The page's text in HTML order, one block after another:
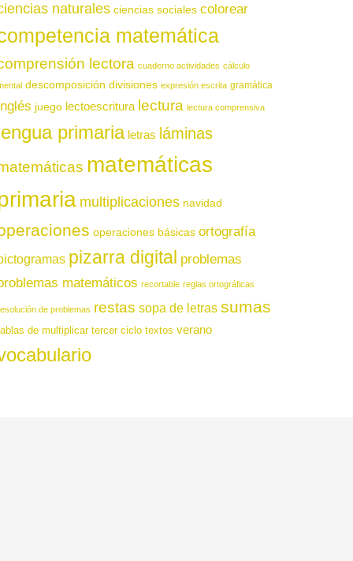
naturales ciencias sociales colorear
matemática
lectora cuaderno actividades cálculo
descomposición divisiones expresión escrita gramática
juego lectoescritura lectura lectura comprensiva
primaria letras láminas
matemáticas
multiplicaciones navidad
operaciones básicas ortografía
pizarra digital problemas
matemáticos recortable reglas ortográficas
de problemas restas sopa de letras sumas
de multiplicar tercer ciclo textos verano